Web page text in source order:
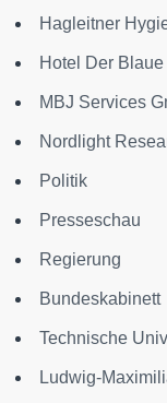
Hagleitner
Hotel Der
MBJ Services
Nordlight
Politik
Presseschau
Regierung
Bundeskabinett
Technische
Ludwig-